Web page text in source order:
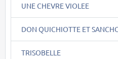
UNE CHEVRE VIOLEE
DON QUICHIOTTE ET
TRISOBELLE